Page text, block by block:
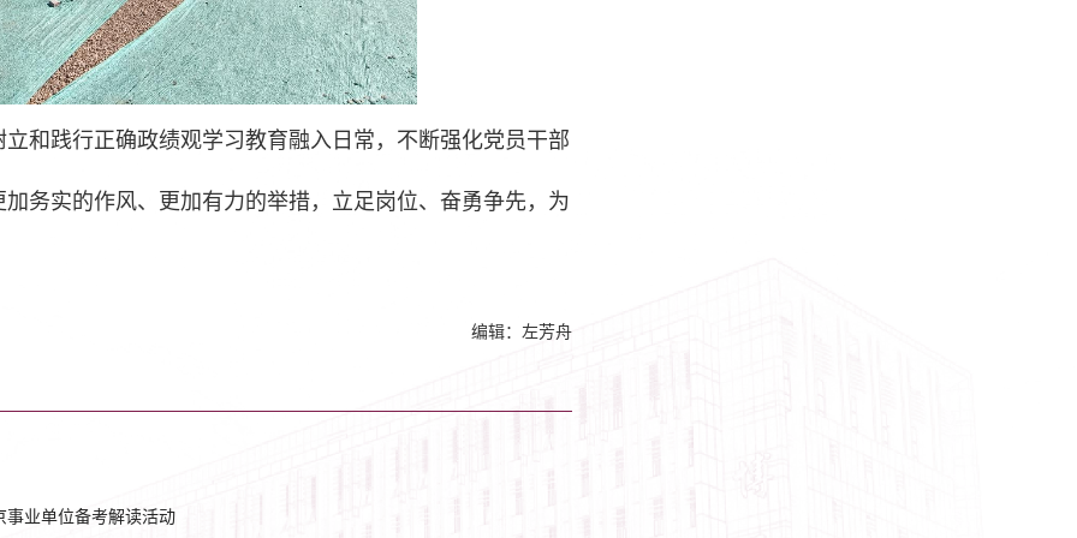
和践行正确政绩观学习教育融入日常，不断强化党员干部
务实的作风、更加有力的举措，立足岗位、奋勇争先，为
编辑：左芳舟
事业单位备考解读活动